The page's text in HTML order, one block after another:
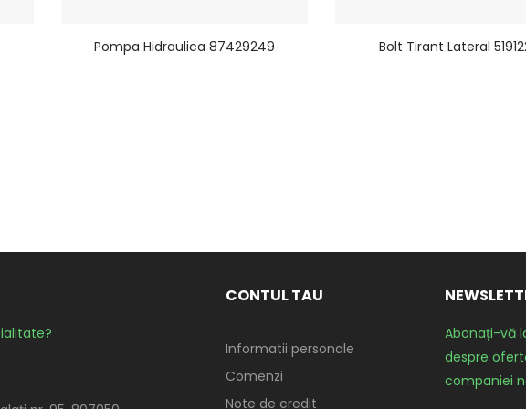
Pompa Hidraulica 87429249 Bolt Tirant Lateral
CONTUL TAU
Informatii personale
Comenzi
Note de credit
Abonați-vă
despre
companiei